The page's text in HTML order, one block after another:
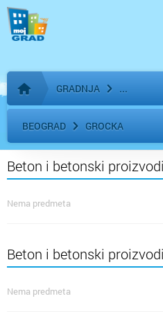
Početna stranica
GRADNJA
BEOGRAD GROCKA
Beton i betonski
Nema predmeta
Beton i betonski
Nema predmeta